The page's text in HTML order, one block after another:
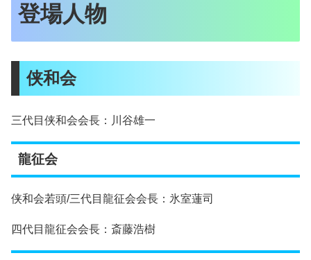
登場人物
侠和会
三代目侠和会会長：川谷雄一
龍征会
侠和会若頭/三代目龍征会会長：氷室蓮司
四代目龍征会会長：斎藤浩樹